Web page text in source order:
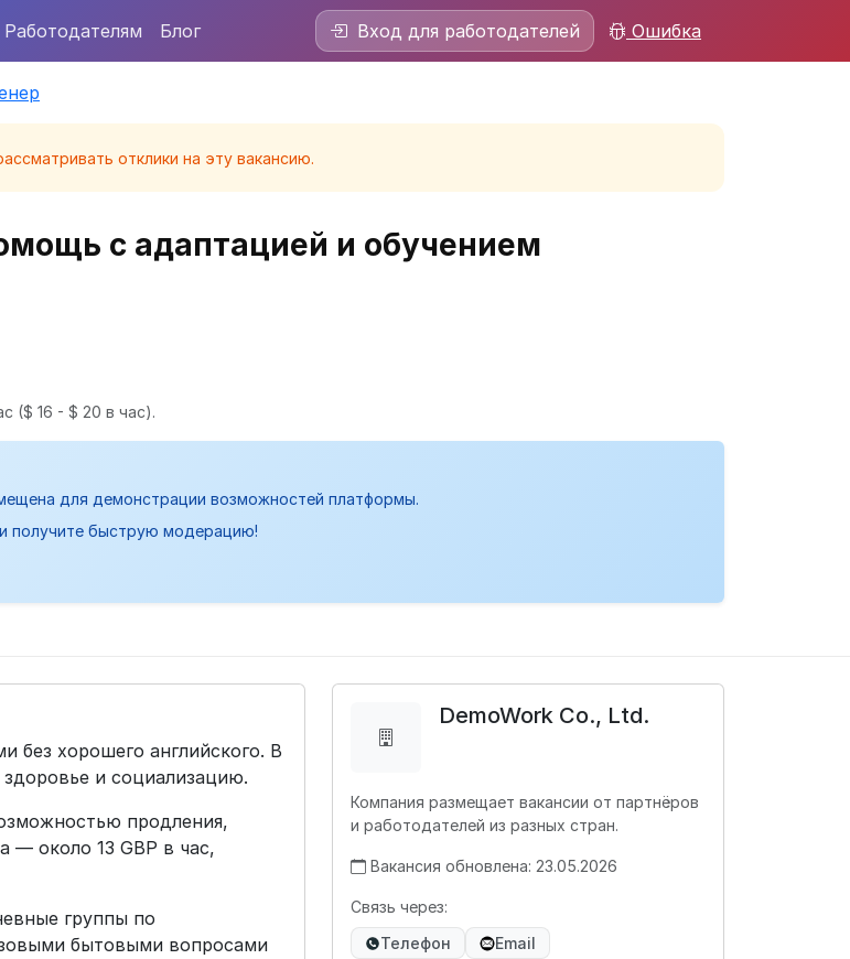
Работодателям Блог Вход для работодателей Ошибка
отклики на эту вакансию.
с адаптацией и обучением
($ 16 - $ 20 в час).
для демонстрации возможностей платформы.
получите быструю модерацию!
без хорошего английского. В
и социализацию.
продления,
— около 13 GBP в час,
группы по
бытовыми вопросами
DemoWork Co., Ltd.
Компания размещает вакансии от партнёров
и работодателей из разных стран.
Вакансия обновлена: 23.05.2026
Связь через:
Телефон
Email